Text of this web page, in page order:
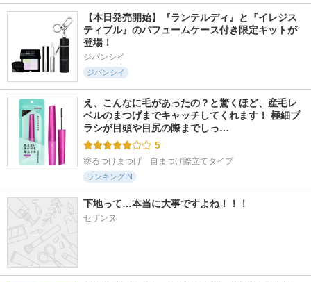
【本日発売開始】『ランテルディ』と『イレジス
ティブル』のパフュームケース付き限定キットが
登場！
ジバンシイ
ジバンシイ
え、こんなに毛があったの？と驚くほど、産毛レ
ベルのまつげまでキャッチしてくれます！ 極細ブ
ラシが目頭や目尻の際までしっ…
5
塗るつけまつげ　自まつげ際立てタイプ
ランキングIN
下地って…本当に大事ですよね！！！
セザンヌ